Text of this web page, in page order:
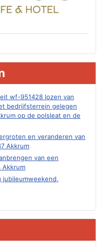
wf-951428 lozen van
bedrijfsterrein gelegen
op de polsleat en de
en veranderen van
Akkrum
van een
Akkrum
jubileumweekend,
gebruik openbare
voor nr 6 te Akkrum
gebruik openbare
voor nr 6 te Akkrum